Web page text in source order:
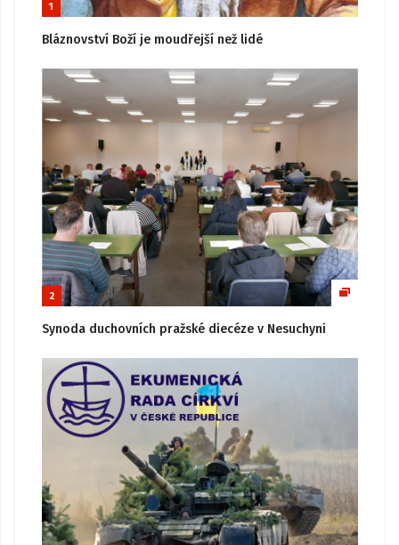
1
Bláznovství Boží je moudřejší než lidé
2
Synoda duchovních pražské diecéze v Nesuchyni